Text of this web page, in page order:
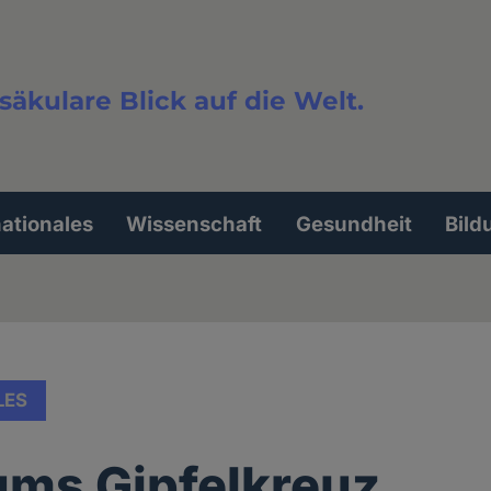
Blick auf die Welt.
Wissenschaft Gesundheit